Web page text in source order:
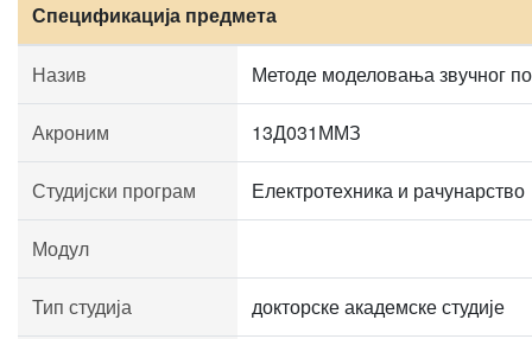
Спецификација предмета
Назив Методе моделовања звучног
Акроним 13Д031ММЗ
Студијски програм Електротехника и рачунарство
Модул
Тип студија докторске академске студије